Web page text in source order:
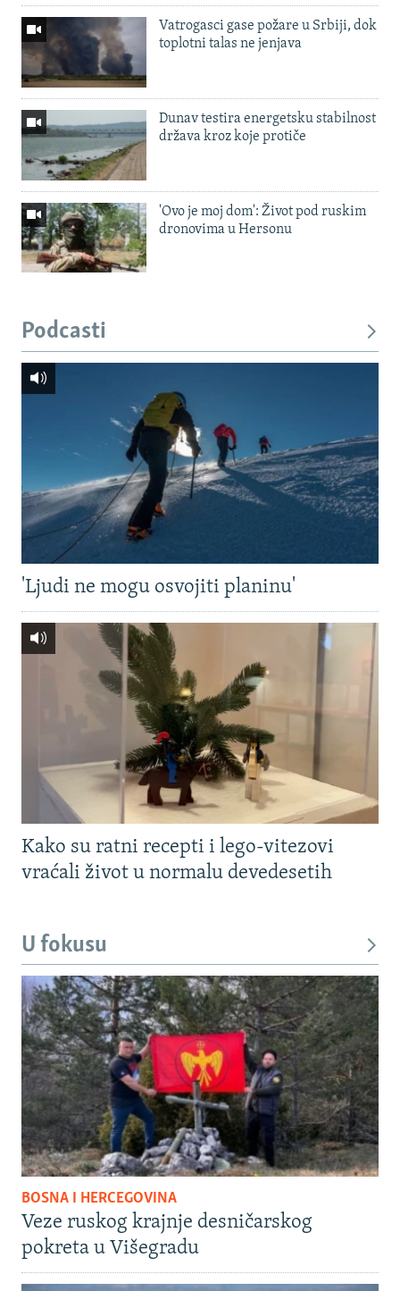
Vatrogasci gase požare u Srbiji, dok
toplotni talas ne jenjava
Dunav testira energetsku stabilnost
država kroz koje protiče
'Ovo je moj dom': Život pod ruskim
dronovima u Hersonu
Podcasti
'Ljudi ne mogu osvojiti planinu'
Kako su ratni recepti i lego-vitezovi
vraćali život u normalu devedesetih
U fokusu
BOSNA I HERCEGOVINA
Veze ruskog krajnje desničarskog
pokreta u Višegradu